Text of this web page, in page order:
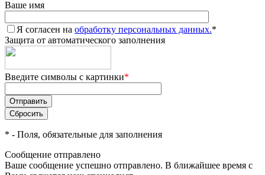
Ваше имя
Я согласен на обработку персональных данных.*
Защита от автоматического заполнения
Введите символы с картинки*
* - Поля, обязательные для заполнения
Сообщение отправлено
Ваше сообщение успешно отправлено. В ближайшее время с